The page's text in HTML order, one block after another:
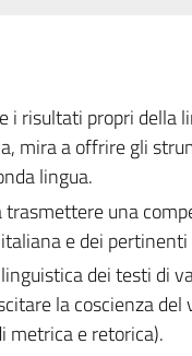
i risultati propri della
mira a offrire gli
lingua.
trasmettere una
e dei
dei testi di
la coscienza
metrica e retorica).